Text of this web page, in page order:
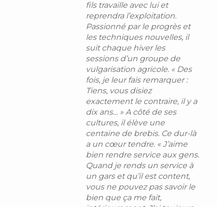
fils travaille avec lui et
reprendra l’exploitation.
Passionné par le progrès et
les techniques nouvelles, il
suit chaque hiver les
sessions d’un groupe de
vulgarisation agricole. « Des
fois, je leur fais remarquer :
Tiens, vous disiez
exactement le contraire, il y a
dix ans… » A côté de ses
cultures, il élève une
centaine de brebis. Ce dur-là
a un cœur tendre. « J’aime
bien rendre service aux gens.
Quand je rends un service à
un gars et qu’il est content,
vous ne pouvez pas savoir le
bien que ça me fait,